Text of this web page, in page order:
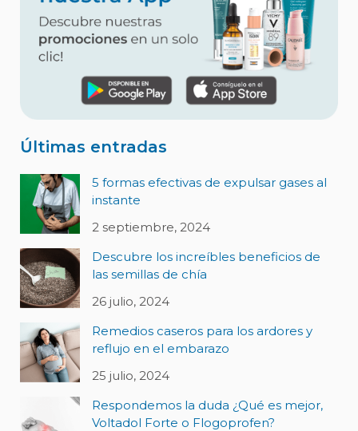
Últimas entradas
5 formas efectivas de expulsar gases al
instante
2 septiembre, 2024
Descubre los increíbles beneficios de
las semillas de chía
26 julio, 2024
Remedios caseros para los ardores y
reflujo en el embarazo
25 julio, 2024
Respondemos la duda ¿Qué es mejor,
Voltadol Forte o Flogoprofen?